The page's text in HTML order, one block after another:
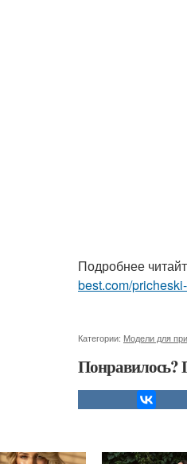
Подробнее
best.com/
Категории: Модели для
Понравилось?